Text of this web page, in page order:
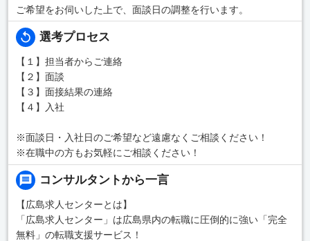
ご希望をお伺いした上で、面談日の調整を行います。
選考プロセス
【１】担当者からご連絡
【２】面談
【３】面接結果の連絡
【４】入社
※面談日・入社日のご希望など遠慮なくご相談ください！
※在職中の方もお気軽にご相談ください！
コンサルタントから一言
【広島求人センターとは】
「広島求人センター」は広島県内の転職に圧倒的に強い「完全
無料」の転職支援サービス！